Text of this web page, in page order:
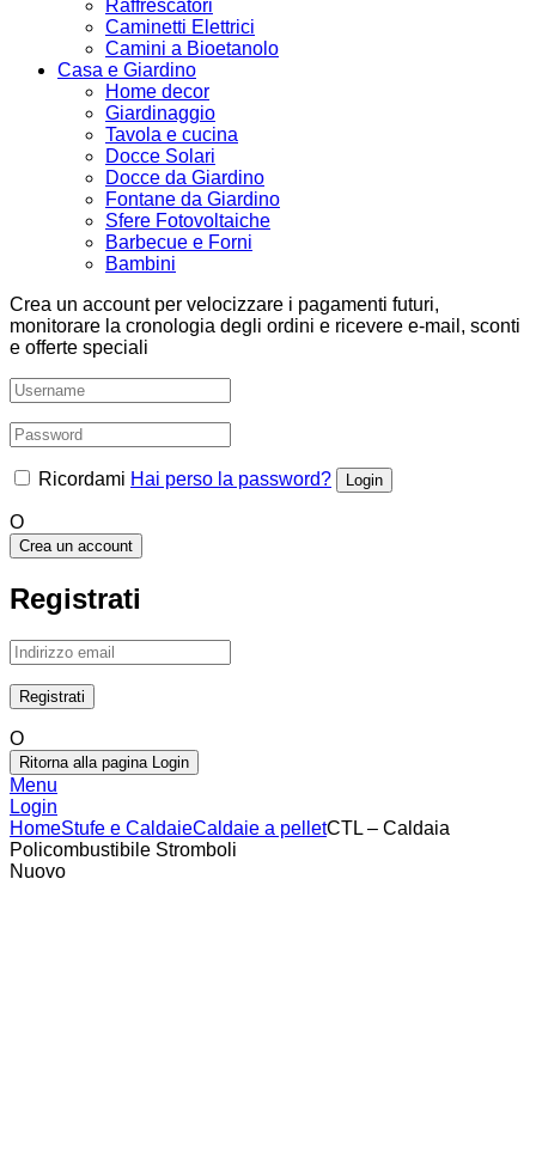
Raffrescatori
Caminetti Elettrici
Camini a Bioetanolo
Casa e Giardino
Home decor
Giardinaggio
Tavola e cucina
Docce Solari
Docce da Giardino
Fontane da Giardino
Sfere Fotovoltaiche
Barbecue e Forni
Bambini
Crea un account per velocizzare i pagamenti futuri,
monitorare la cronologia degli ordini e ricevere e-mail, sconti
e offerte speciali
Ricordami Hai perso la password?
O
Crea un account
Registrati
O
Ritorna alla pagina Login
Menu
Login
HomeStufe e CaldaieCaldaie a pelletCTL – Caldaia
Policombustibile Stromboli
Nuovo